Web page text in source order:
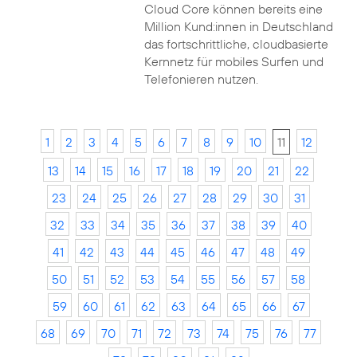
Cloud Core können bereits eine
Million Kund:innen in Deutschland
das fortschrittliche, cloudbasierte
Kernnetz für mobiles Surfen und
Telefonieren nutzen.
1 2 3 4 5 6 7 8 9 10 11
12
13
14 15 16 17 18 19 20 21
22
23
24 25 26 27 28 29 30
31
32
33 34 35 36 37 38 39
40
41
42 43 44 45 46 47 48
49
50
51 52 53 54 55 56 57
58
59
60 61 62 63 64 65 66
67
68
69 70 71 72 73 74 75 76
77